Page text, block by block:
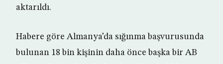
aktarıldı.
Habere göre Almanya’da sığınma başvurusunda
bulunan 18 bin kişinin daha önce başka bir AB